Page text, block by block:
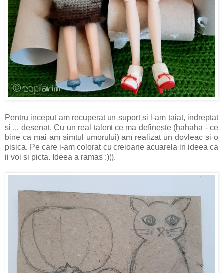
Pentru inceput am recuperat un suport si l-am taiat, indreptat
si ... desenat. Cu un real talent ce ma defineste (hahaha - ce
bine ca mai am simtul umorului) am realizat un dovleac si o
pisica. Pe care i-am colorat cu creioane acuarela in ideea ca
ii voi si picta. Ideea a ramas :))).